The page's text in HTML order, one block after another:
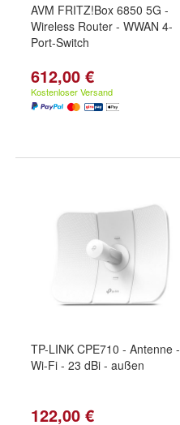
AVM FRITZ!Box 6850 5G -
Wireless Router - WWAN 4-
Port-Switch
612,00 €
Kostenloser Versand
TP-LINK CPE710 - Antenne -
Wi-Fi - 23 dBi - außen
122,00 €